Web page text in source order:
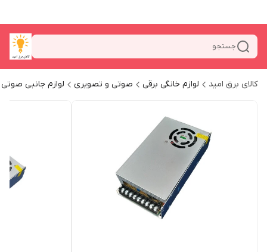
جستجو
کالای برق امید لوازم خانگی برقی صوتی و تصویری لوازم جانبی